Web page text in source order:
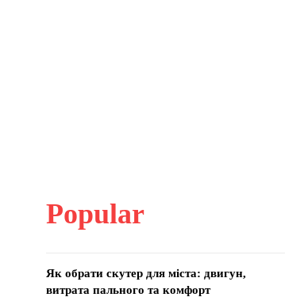
Popular
Як обрати скутер для міста: двигун,
витрата пального та комфорт